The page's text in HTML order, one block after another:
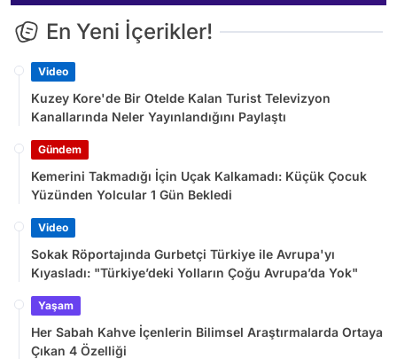
En Yeni İçerikler!
Video
Kuzey Kore'de Bir Otelde Kalan Turist Televizyon
Kanallarında Neler Yayınlandığını Paylaştı
Gündem
Kemerini Takmadığı İçin Uçak Kalkamadı: Küçük Çocuk
Yüzünden Yolcular 1 Gün Bekledi
Video
Sokak Röportajında Gurbetçi Türkiye ile Avrupa'yı
Kıyasladı: "Türkiye’deki Yolların Çoğu Avrupa’da Yok"
Yaşam
Her Sabah Kahve İçenlerin Bilimsel Araştırmalarda Ortaya
Çıkan 4 Özelliği